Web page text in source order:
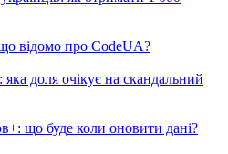
відомо про CodeUA?
доля очікує на скандальний
що буде коли оновити дані?